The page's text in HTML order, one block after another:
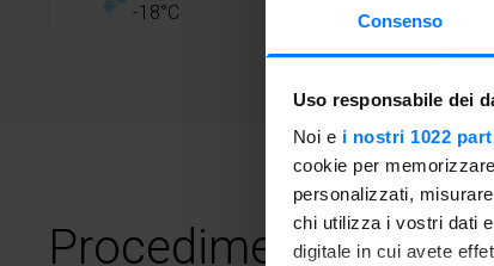
Consenso
Uso responsabile dei
Noi e i nostri 1022
cookie per
personalizzati,
chi utilizza i vostri dati
digitale in cui avete
-18°C
Procedimento